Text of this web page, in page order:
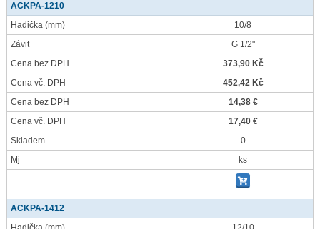
ACKPA-1210
Hadička (mm)
10/8
Závit
G 1/2"
Cena bez DPH
373,90 Kč
Cena vč. DPH
452,42 Kč
Cena bez DPH
14,38 €
Cena vč. DPH
17,40 €
Skladem
0
Mj
ks
ACKPA-1412